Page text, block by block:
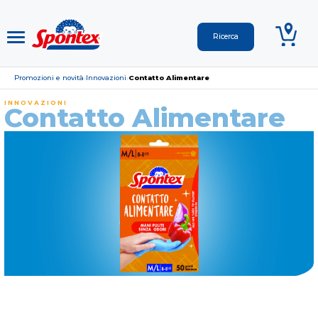
Promozioni e novità›Innovazioni›Contatto Alimentare
INNOVAZIONI
Contatto Alimentare